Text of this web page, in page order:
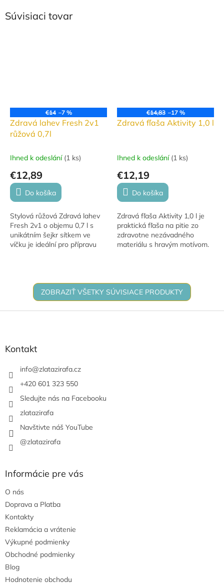
Súvisiaci tovar
€14 –7 %
Zdravá lahev Fresh 2v1
růžová 0,7l
Ihned k odeslání (1 ks)
€12,89
Do košíka
Stylová růžová Zdravá lahev
Fresh 2v1 o objemu 0,7 l s
unikátním šejkr sítkem ve
víčku je ideální pro přípravu
€14,83 –17 %
Zdravá fľaša Aktivity 1,0 l
Ihned k odeslání (1 ks)
€12,19
Do košíka
Zdravá fľaša Aktivity 1,0 l je
praktická fľaša na pitie zo
zdravotne nezávadného
materiálu s hravým motívom.
ZOBRAZIŤ VŠETKY SÚVISIACE PRODUKTY
Z
Kontakt
info@zlatazirafa.cz
+420 601 323 550
Sledujte nás na Facebooku
zlatazirafa
Navštivte náš YouTube
@zlatazirafa
Informácie pre vás
O nás
Doprava a Platba
Kontakty
Reklamácia a vrátenie
Výkupné podmienky
Obchodné podmienky
Blog
Hodnotenie obchodu